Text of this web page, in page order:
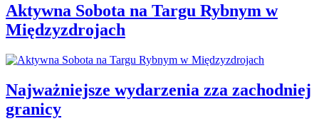
Aktywna Sobota na Targu Rybnym w
Międzyzdrojach
Najważniejsze wydarzenia zza zachodniej
granicy